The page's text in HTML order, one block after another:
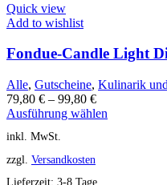
Quick view
Add to wishlist
Fondue-Candle Light
Alle, Gutscheine, Kulinarik
79,80 € – 99,80 €
Ausführung wählen
inkl. MwSt.
zzgl. Versandkosten
Lieferzeit: 3-8 Tage